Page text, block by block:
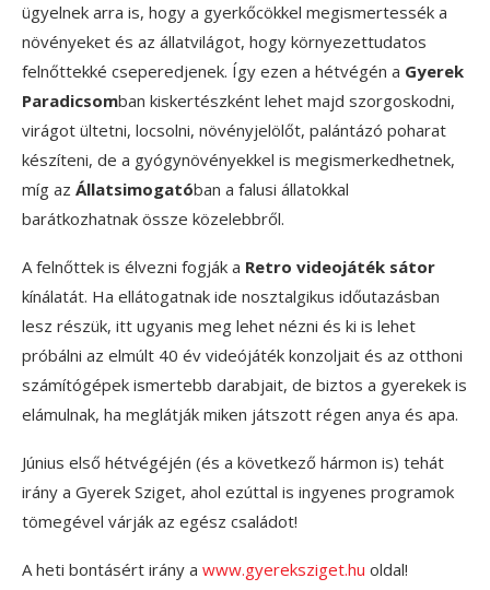
ügyelnek arra is, hogy a gyerkőcökkel megismertessék a
növényeket és az állatvilágot, hogy környezettudatos
felnőttekké cseperedjenek. Így ezen a hétvégén a Gyerek
Paradicsomban kiskertészként lehet majd szorgoskodni,
virágot ültetni, locsolni, növényjelölőt, palántázó poharat
készíteni, de a gyógynövényekkel is megismerkedhetnek,
míg az Állatsimogatóban a falusi állatokkal
barátkozhatnak össze közelebbről.
A felnőttek is élvezni fogják a Retro videojáték sátor
kínálatát. Ha ellátogatnak ide nosztalgikus időutazásban
lesz részük, itt ugyanis meg lehet nézni és ki is lehet
próbálni az elmúlt 40 év videójáték konzoljait és az otthoni
számítógépek ismertebb darabjait, de biztos a gyerekek is
elámulnak, ha meglátják miken játszott régen anya és apa.
Június első hétvégéjén (és a következő hármon is) tehát
irány a Gyerek Sziget, ahol ezúttal is ingyenes programok
tömegével várják az egész családot!
A heti bontásért irány a www.gyereksziget.hu oldal!